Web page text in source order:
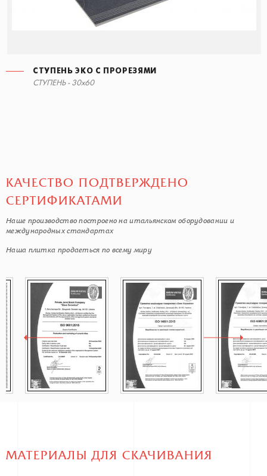
СТУПЕНЬ ЭКО С ПРОРЕЗЯМИ
СТУПЕНЬ - 30x60
СТУПЕНЬ ЭКО С ПРОРЕЗЯМИ
30x60
КАЧЕСТВО ПОДТВЕРЖДЕНО
СЕРТИФИКАТАМИ
Наше производство построено на итальянском оборудовании и
международных стандартах
Наша плитка продаеться по всему миру
МАТЕРИАЛЫ ДЛЯ СКАЧИВАНИЯ